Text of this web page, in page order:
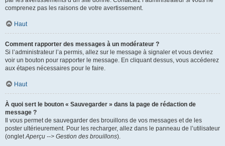
comprenez pas les raisons de votre avertissement.
Haut
Comment rapporter des messages à un modérateur ?
Si l’administrateur l’a permis, allez sur le message à signaler et vous devriez
voir un bouton pour rapporter le message. En cliquant dessus, vous accéderez
aux étapes nécessaires pour le faire.
Haut
À quoi sert le bouton « Sauvegarder » dans la page de rédaction de
message ?
Il vous permet de sauvegarder des brouillons de vos messages et de les
poster ultérieurement. Pour les recharger, allez dans le panneau de l’utilisateur
(ongletAperçu --> Gestion des brouillons).